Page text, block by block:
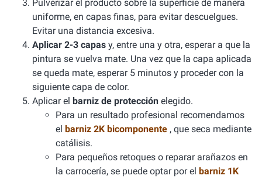
Pulverizar el producto sobre la superficie de manera
uniforme, en capas finas, para evitar descuelgues.
Evitar una distancia excesiva.
Aplicar 2-3 capas y, entre una y otra, esperar a que la
pintura se vuelva mate. Una vez que la capa aplicada
se queda mate, esperar 5 minutos y proceder con la
siguiente capa de color.
Aplicar el barniz de protección elegido.
Para un resultado profesional recomendamos
el barniz 2K bicomponente , que seca mediante
catálisis.
Para pequeños retoques o reparar arañazos en
la carrocería, se puede optar por el barniz 1K